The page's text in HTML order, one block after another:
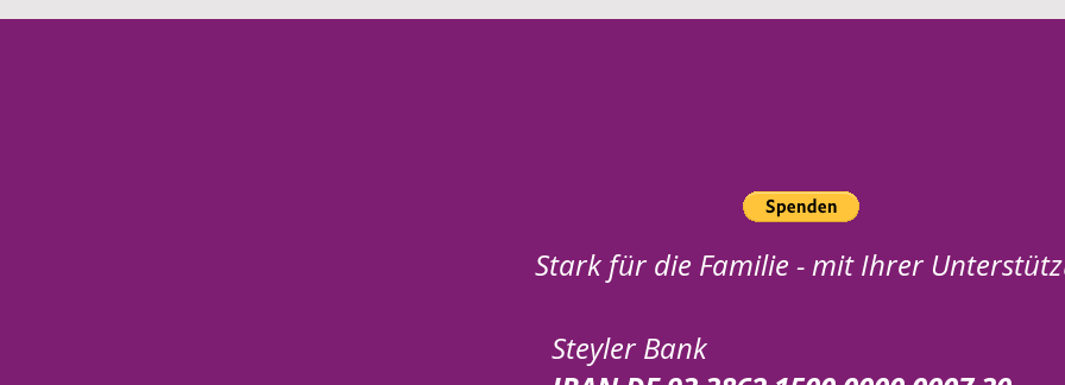
Stark für die Familie - mit Ihrer
Steyler Bank